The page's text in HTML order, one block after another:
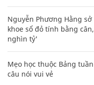
Nguyễn Phương Hằng
khoe sổ đỏ tính bằng
nghìn tỷ'
Mẹo học thuộc Bảng
câu nói vui vẻ